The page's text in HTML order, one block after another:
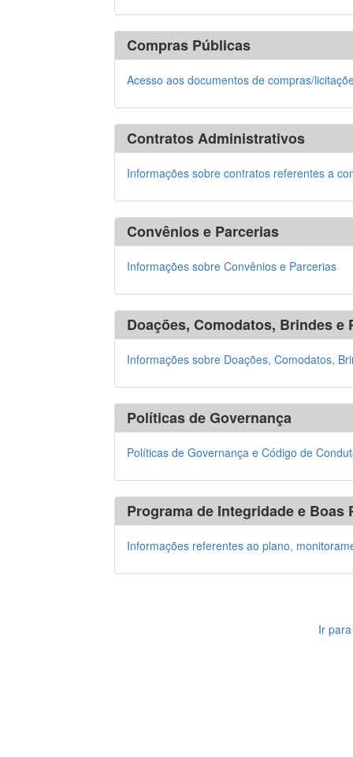
Compras Públicas
Acesso aos documentos de compras/
Contratos Administrativos
Informações sobre contratos referentes a
Convênios e Parcerias
Informações sobre Convênios e Parcerias
Doações, Comodatos, Brindes e
Informações sobre Doações, Comodatos,
Políticas de Governança
Políticas de Governança e Código de
Programa de Integridade e Boas
Informações referentes ao plano,
Ir